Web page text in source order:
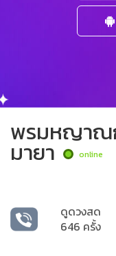
พรมหญาณ
มายา online
ดูดวงสด
646 ครั้ง